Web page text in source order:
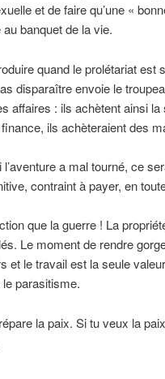
et de faire qu’une «
banquet de la vie.
quand le prolétariat
disparaître envoie le
affaires : ils achètent ainsi
ils achèteraient des
a mal tourné, ce
contraint à payer, en
que la guerre ! La
Le moment de rendre
et le travail est la seule
parasitisme.
la paix. Si tu veux la